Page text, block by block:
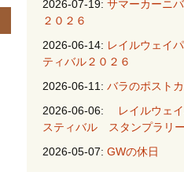
2026-07-19: サマーカーニ
２０２６
2026-06-14: レイルウェイ
ティバル２０２６
2026-06-11: バラのポスト
2026-06-06:
レイルウェイ
スティバル スタンプラリー
2026-05-07: GWの休日